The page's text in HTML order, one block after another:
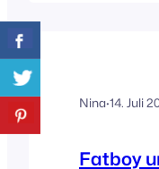
Nina·14. Juli
Fatboy